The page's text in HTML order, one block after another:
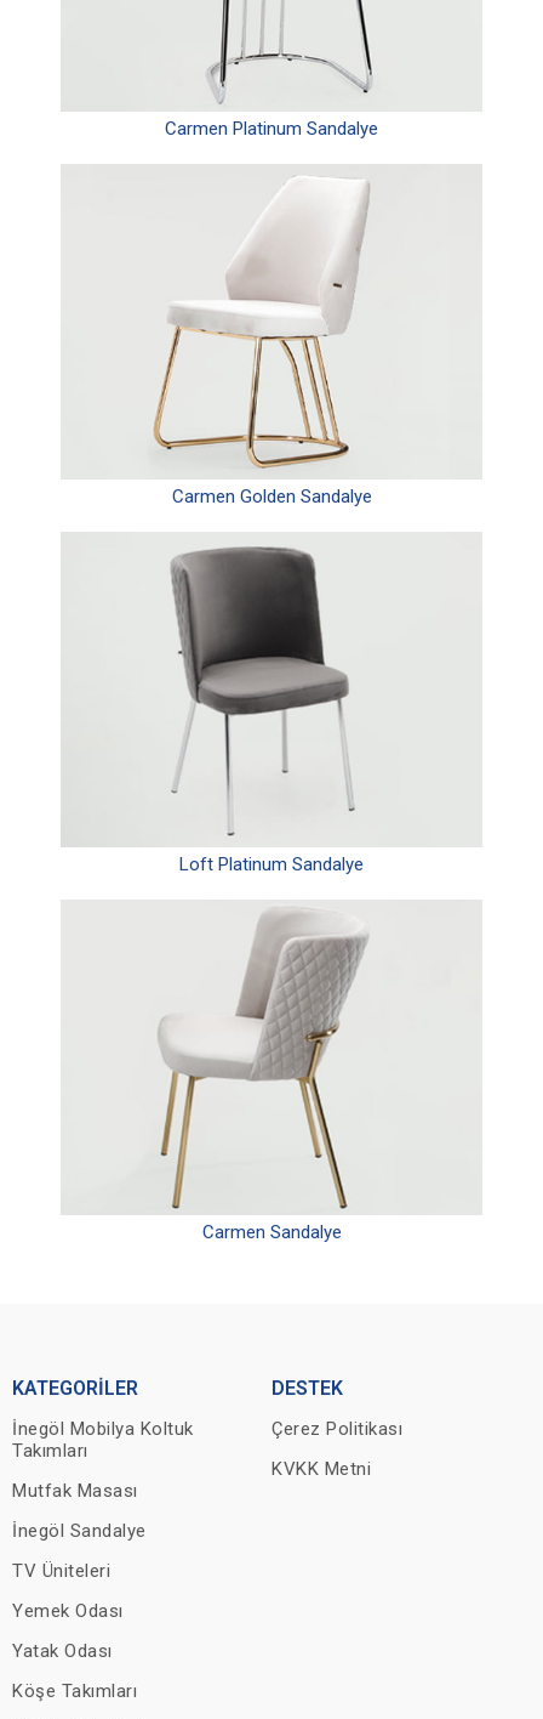
Carmen Platinum Sandalye
Carmen Golden Sandalye
Loft Platinum Sandalye
Carmen Sandalye
KATEGORİLER
İnegöl Mobilya Koltuk
Takımları
Mutfak Masası
İnegöl Sandalye
TV Üniteleri
Yemek Odası
Yatak Odası
Köşe Takımları
DESTEK
Çerez Politikası
KVKK Metni